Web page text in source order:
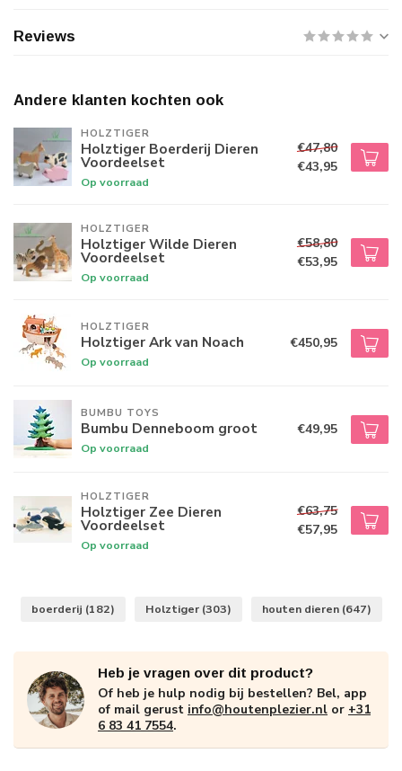
Reviews
Andere klanten kochten ook
HOLZTIGER
Holztiger Boerderij Dieren
Voordeelset
Op voorraad
€47,80
€43,95
HOLZTIGER
Holztiger Wilde Dieren
Voordeelset
Op voorraad
€58,80
€53,95
HOLZTIGER
Holztiger Ark van Noach
Op voorraad
€450,95
BUMBU TOYS
Bumbu Denneboom groot
Op voorraad
€49,95
HOLZTIGER
Holztiger Zee Dieren
Voordeelset
Op voorraad
€63,75
€57,95
boerderij (182) Holztiger (303) houten dieren (647)
Heb je vragen over dit product?
Of heb je hulp nodig bij bestellen? Bel, app
of mail gerust info@houtenplezier.nl or +31
6 83 41 7554.